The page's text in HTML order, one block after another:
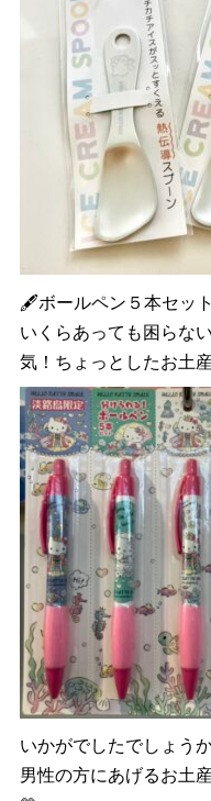
🖋ボールペン５本セッ
いくらあっても困らな
気！ちょっとしたお土
いかがでしたでしょう
男性の方にあげるお土